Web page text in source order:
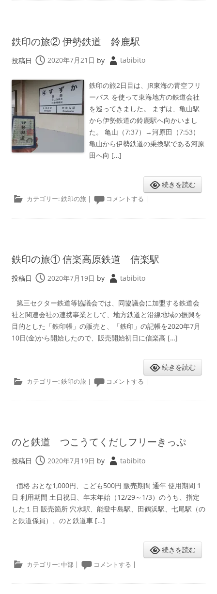
鉄印の旅② 伊勢鉄道 鈴鹿駅
投稿日 2020年7月21日 by tabibito
鉄印の旅2日目は、JR東海の青空フリ
ーパス を使って東海地方の鉄道会社
を巡ってきました。 まずは、亀山駅
から伊勢鉄道の鈴鹿駅へ向かいまし
た。 亀山（7:37）→河原田（7:53）
亀山から伊勢鉄道の乗換駅である河原
田へ向 […]
続きを読む
カテゴリー:鉄印の旅 | コメントする |
鉄印の旅① 信楽高原鉄道 信楽駅
投稿日 2020年7月19日 by tabibito
第三セクター鉄道等協議会では、同協議会に加盟する鉄道会
社と関連会社の連携事業として、地方鉄道と沿線地域の振興を
目的とした「鉄印帳」の販売と、「鉄印」の記帳を2020年7月
10日(金)から開始したので、販売開始初日に信楽高 […]
続きを読む
カテゴリー:鉄印の旅 | コメントする |
のと鉄道 つこうてくだしフリーきっぷ
投稿日 2020年7月19日 by tabibito
価格 おとな1,000円、こども500円 販売期間 通年 使用期間 1
日 利用期間 土日祝日、年末年始（12/29～1/3）のうち、指定
した１日 販売箇所 穴水駅、能登中島駅、田鶴浜駅、七尾駅（の
と鉄道係員）、のと鉄道車 […]
続きを読む
カテゴリー:中部 | コメントする |